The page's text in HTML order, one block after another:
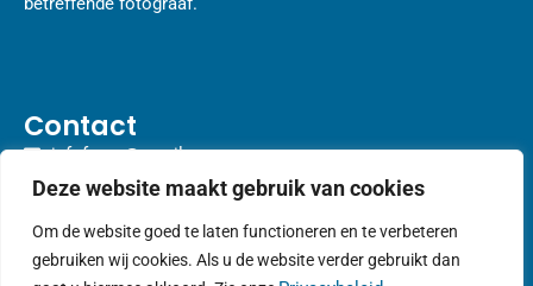
Deze website maakt gebruik van cookies
Om de website goed te laten functioneren en te verbeteren
gebruiken wij cookies. Als u de website verder gebruikt dan
Contact
infofvcsv@gmail.com
Spinnerie 15, 3632 ET Loenen aan de Vecht